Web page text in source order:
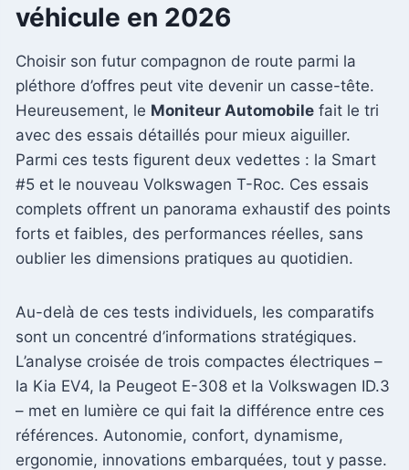
véhicule en 2026
Choisir son futur compagnon de route parmi la
pléthore d’offres peut vite devenir un casse-tête.
Heureusement, le Moniteur Automobile fait le tri
avec des essais détaillés pour mieux aiguiller.
Parmi ces tests figurent deux vedettes : la Smart
#5 et le nouveau Volkswagen T-Roc. Ces essais
complets offrent un panorama exhaustif des points
forts et faibles, des performances réelles, sans
oublier les dimensions pratiques au quotidien.
Au-delà de ces tests individuels, les comparatifs
sont un concentré d’informations stratégiques.
L’analyse croisée de trois compactes électriques –
la Kia EV4, la Peugeot E-308 et la Volkswagen ID.3
– met en lumière ce qui fait la différence entre ces
références. Autonomie, confort, dynamisme,
ergonomie, innovations embarquées, tout y passe.